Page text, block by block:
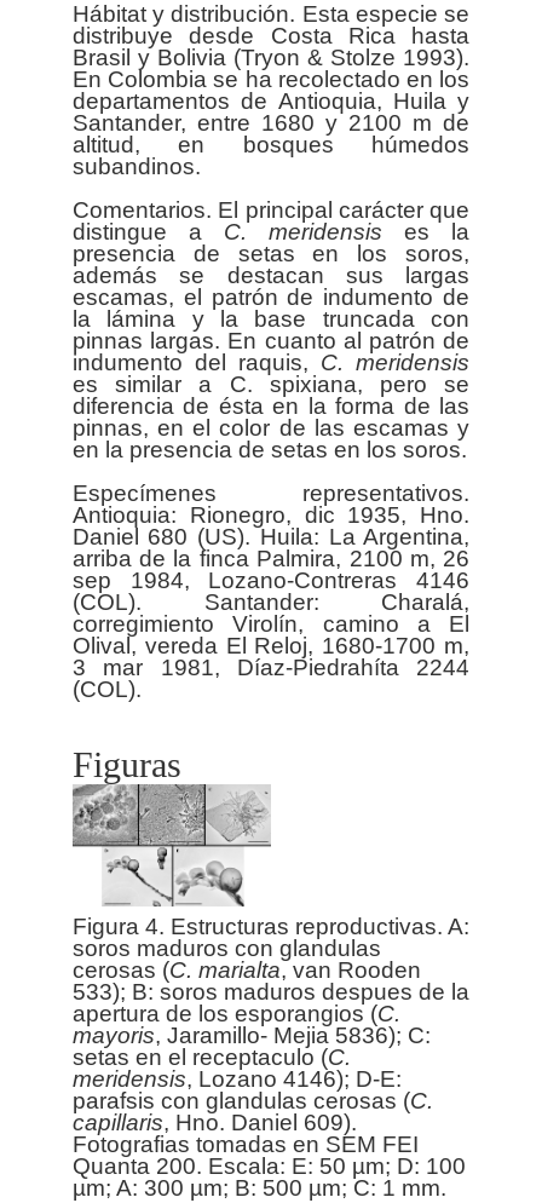
Hábitat y distribución. Esta especie se
distribuye desde Costa Rica hasta
Brasil y Bolivia (Tryon & Stolze 1993).
En Colombia se ha recolectado en los
departamentos de Antioquia, Huila y
Santander, entre 1680 y 2100 m de
altitud, en bosques húmedos
subandinos.
Comentarios. El principal carácter que
distingue a C. meridensis es la
presencia de setas en los soros,
además se destacan sus largas
escamas, el patrón de indumento de
la lámina y la base truncada con
pinnas largas. En cuanto al patrón de
indumento del raquis, C. meridensis
es similar a C. spixiana, pero se
diferencia de ésta en la forma de las
pinnas, en el color de las escamas y
en la presencia de setas en los soros.
Especímenes representativos.
Antioquia: Rionegro, dic 1935, Hno.
Daniel 680 (US). Huila: La Argentina,
arriba de la finca Palmira, 2100 m, 26
sep 1984, Lozano-Contreras 4146
(COL). Santander: Charalá,
corregimiento Virolín, camino a El
Olival, vereda El Reloj, 1680-1700 m,
3 mar 1981, Díaz-Piedrahíta 2244
Figuras
Figura 4. Estructuras reproductivas. A:
soros maduros con glandulas
cerosas (C. marialta, van Rooden
533); B: soros maduros despues de la
apertura de los esporangios (C.
mayoris, Jaramillo- Mejia 5836); C:
setas en el receptaculo (C.
meridensis, Lozano 4146); D-E:
parafsis con glandulas cerosas (C.
capillaris, Hno. Daniel 609).
Fotografias tomadas en SEM FEI
Quanta 200. Escala: E: 50 µm; D: 100
µm; A: 300 µm; B: 500 µm; C: 1 mm.